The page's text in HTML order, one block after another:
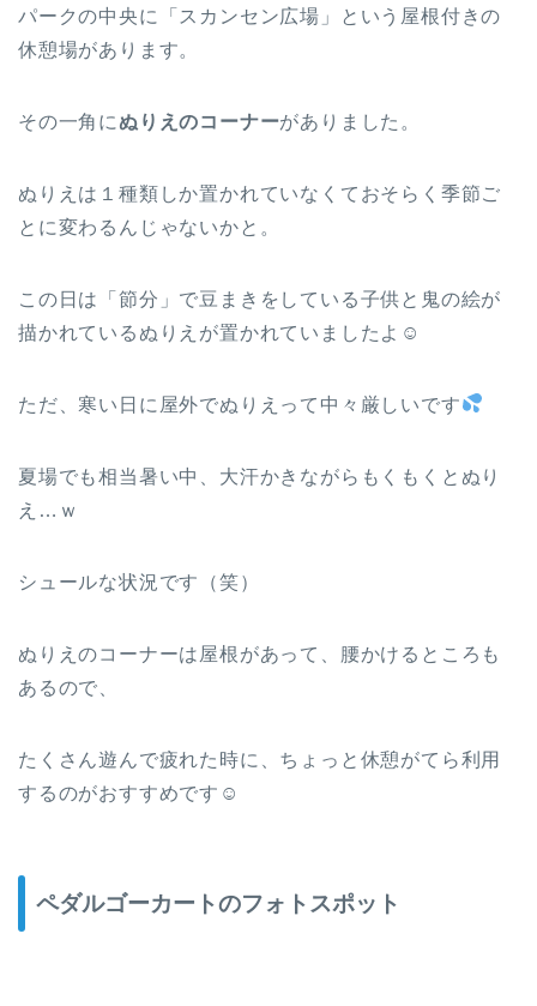
パークの中央に「スカンセン広場」という屋根付きの
休憩場があります。
その一角に ぬりえのコーナーがありました。
ぬりえは１種類しか置かれていなくておそらく季節ご
とに変わるんじゃないかと。
この日は「節分」で豆まきをしている子供と鬼の絵が
描かれているぬりえが置かれていましたよ☺
ただ、寒い日に屋外でぬりえって中々厳しいです
夏場でも相当暑い中、大汗かきながらもくもくとぬり
え…ｗ
シュールな状況です（笑）
ぬりえのコーナーは屋根があって、腰かけるところも
あるので、
たくさん遊んで疲れた時に、ちょっと休憩がてら利用
するのがおすすめです☺
ペダルゴーカートのフォトスポット